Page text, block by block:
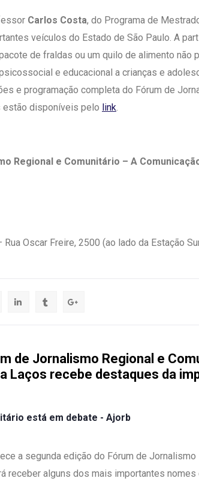
Carlos Costa, do Programa de
veículos do Estado de São Paulo. A
de fraldas ou um quilo de alimento não
e educacional a crianças e
e programação completa do Fórum de
estão disponíveis pelo link.
Regional e Comunitário – A
Rua Oscar Freire, 2500 (ao lado da Estação
de Jornalismo Regional e
Laços recebe destaques da
está em debate - Ajorb
a segunda edição do Fórum de
receber alguns dos mais importantes nomes